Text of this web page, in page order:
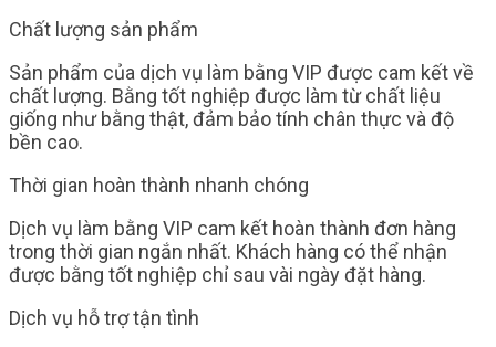
Chất lượng sản phẩm
Sản phẩm của dịch vụ làm bằng VIP được cam kết về
chất lượng. Bằng tốt nghiệp được làm từ chất liệu
giống như bằng thật, đảm bảo tính chân thực và độ
bền cao.
Thời gian hoàn thành nhanh chóng
Dịch vụ làm bằng VIP cam kết hoàn thành đơn hàng
trong thời gian ngắn nhất. Khách hàng có thể nhận
được bằng tốt nghiệp chỉ sau vài ngày đặt hàng.
Dịch vụ hỗ trợ tận tình